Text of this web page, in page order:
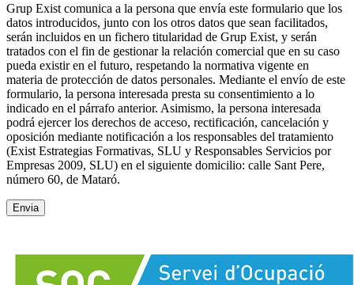
Grup Exist comunica a la persona que envía este formulario que los
datos introducidos, junto con los otros datos que sean facilitados,
serán incluidos en un fichero titularidad de Grup Exist, y serán
tratados con el fin de gestionar la relación comercial que en su caso
pueda existir en el futuro, respetando la normativa vigente en
materia de protección de datos personales. Mediante el envío de este
formulario, la persona interesada presta su consentimiento a lo
indicado en el párrafo anterior. Asimismo, la persona interesada
podrá ejercer los derechos de acceso, rectificación, cancelación y
oposición mediante notificación a los responsables del tratamiento
(Exist Estrategias Formativas, SLU y Responsables Servicios por
Empresas 2009, SLU) en el siguiente domicilio: calle Sant Pere,
número 60, de Mataró.